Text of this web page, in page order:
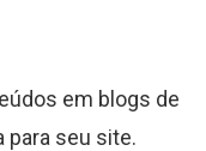
em blogs de
seu site.